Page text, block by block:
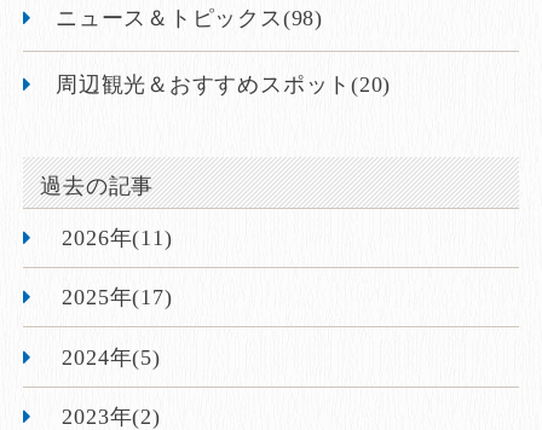
ニュース＆トピックス(98)
周辺観光＆おすすめスポット(20)
過去の記事
2026年(11)
2025年(17)
2024年(5)
2023年(2)